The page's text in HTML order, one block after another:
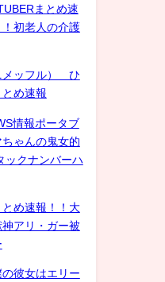
まとめ速
初老人の介護
メッフル） ひ
め速報
情報ポータブ
ゃんの鬼女的
ックナンバーハ
め速報！！大
アリ・ガー被
彼女はエリー